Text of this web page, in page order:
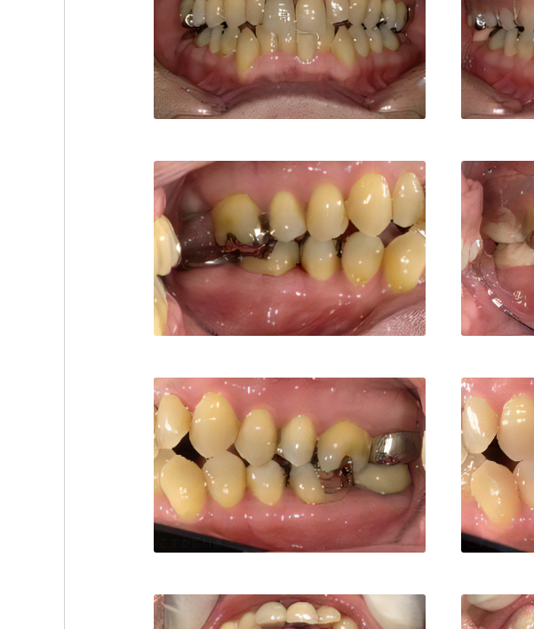
こすが歯科医院 TEL:0423521551 こすが歯科医
こすが歯科医院 TEL:0423521551 こすが歯科医
こすが歯科医院 TEL:0423521551 こすが歯科医